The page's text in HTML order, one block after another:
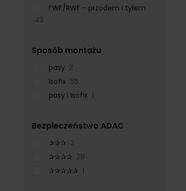
FWF/RWF - przodem i tyłem
49
Sposób montażu
pasy 2
Isofix 55
pasy i Isofix 1
Bezpieczeństwo ADAC
✰✰✰ 3
✰✰✰✰ 29
✰✰✰✰✰ 1